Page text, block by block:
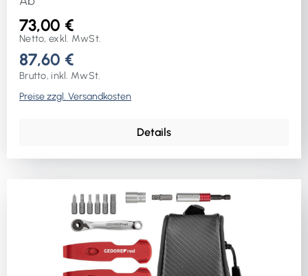
73,00 €
Netto, exkl. MwSt.
87,60 €
Brutto, inkl. MwSt.
Preise zzgl. Versandkosten
Details